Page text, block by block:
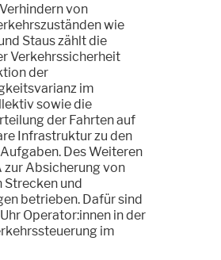
von
wie
Staus zählt die
Verkehrssicherheit
der
im
sowie die
der Fahrten auf
Infrastruktur zu den
Des Weiteren
zur Absicherung von
Strecken und
betrieben. Dafür sind
Operator:innen in der
im